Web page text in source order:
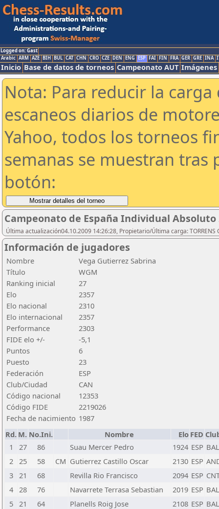
Logged on: Gast
Arabic ARM AZE BIH BUL CAT CHN CRO CZE DEN ENG ESP FAI FIN FRA GER GRE INA
Inicio Base de datos de torneos Campeonato AUT Imágenes
Nota: Para reducir la
escaneos diarios de
Yahoo, todos los torneos
semanas se muestran tras
botón:
Campeonato de España Individual Absoluto
Última actualización04.10.2009 14:26:28, Propietario/Última carga: TORRENS
Información de jugadores
Nombre
Vega Gutierrez Sabrina
Título
WGM
Ranking inicial
27
Elo
2357
Elo nacional
2310
Elo internacional
2357
Performance
2303
FIDE elo +/-
-5,1
Puntos
6
Puesto
23
Federación
ESP
Club/Ciudad
CAN
Código nacional
12353
Código FIDE
2219026
Fecha de nacimiento 1987
Rd. M. No.Ini. Nombre Elo FED
1
27 86 Suau Mercer Pedro 1924 ESP BAL
2 25 58 CM Gutierrez Castillo Oscar 2130 ESP
3 21 68 Revilla Rio Francisco 2094 ESP
4 28 76 Navarrete Terrasa Sebastian 2019 ESP BAL
5 21 64 Planells Roig Jose 2108 ESP BAL